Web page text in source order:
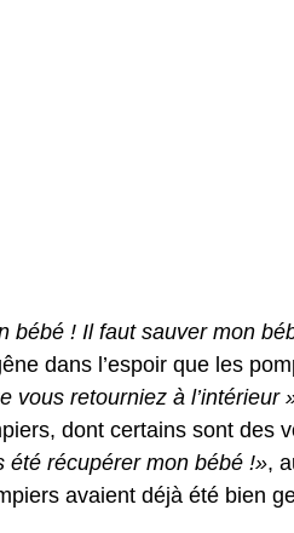
bébé ! Il faut sauver mon
dans l’espoir que les
vous retourniez à l’intérieur
dont certains sont des
été récupérer mon bébé !»,
avaient déjà été bien